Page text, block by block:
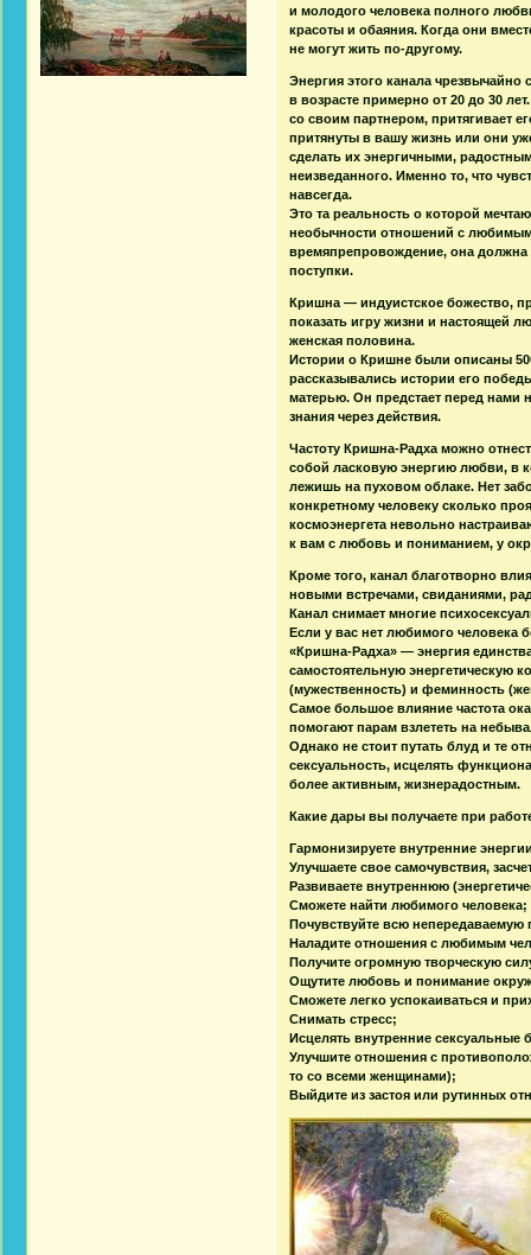
и молодого человека полного
красоты и обаяния. Когда они
не могут жить по-другому.
Энергия этого канала
в возрасте примерно от 20 до 30
со своим партнером, притягивает
притянуты в вашу жизнь или они
сделать их энергичными,
неизведанного. Именно то, что
навсегда.
Это та реальность о которой
необычности отношений с
времяпрепровождение, она
поступки.
Кришна — индуистское божество,
показать игру жизни и настоящей
женская половина.
Истории о Кришне были описаны
рассказывались истории его
матерью. Он предстает перед нами
знания через действия.
Частоту Кришна-Радха можно
собой ласковую энергию любви, в
лежишь на пуховом облаке. Нет
конкретному человеку сколько
космоэнергета невольно
к вам с любовь и пониманием, у
Кроме того, канал благотворно
новыми встречами, свиданиями,
Канал снимает многие
Если у вас нет любимого человека
«Кришна-Радха» — энергия
самостоятельную энергетическую
(мужественность) и феминность
Самое большое влияние частота
помогают парам взлететь на
Однако не стоит путать блуд и те
сексуальность, исцелять
более активным, жизнерадостным.
Какие дары вы получаете при
Гармонизируете внутренние
Улучшаете свое самочувствия,
Развиваете внутреннюю
Сможете найти любимого человека;
Почувствуйте всю непередаваемую
Наладите отношения с любимым
Получите огромную творческую
Ощутите любовь и понимание
Сможете легко успокаиваться и
Снимать стресс;
Исцелять внутренние сексуальные
Улучшите отношения с
то со всеми женщинами);
Выйдите из застоя или рутинных